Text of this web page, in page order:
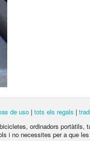
de uso | tots els regals |
ordinadors portàtils,
i no necessites per a que